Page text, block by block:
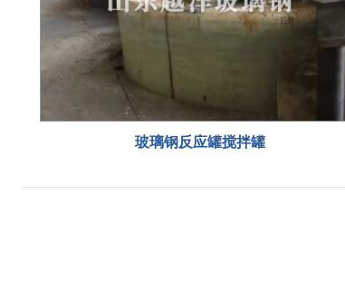
玻璃钢反应罐搅拌罐